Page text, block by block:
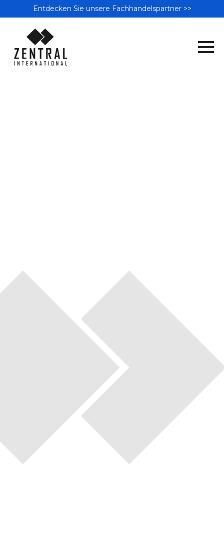
Entdecken Sie unsere Fachhandelspartner >>